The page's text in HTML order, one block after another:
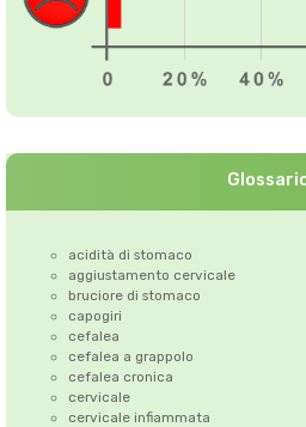
acidità di stomaco
aggiustamento cervicale
bruciore di stomaco
capogiri
cefalea
cefalea a grappolo
cefalea cronica
cervicale
cervicale infiammata